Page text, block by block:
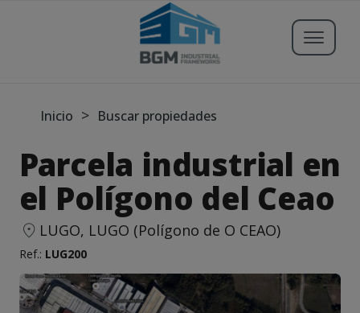
Buscar propiedades
Publicar Inmueble
Servicios
Inicio > Buscar propiedades
Parcela industrial en
el Polígono del Ceao
LUGO, LUGO (Polígono de O CEAO)
Ref.: LUG200